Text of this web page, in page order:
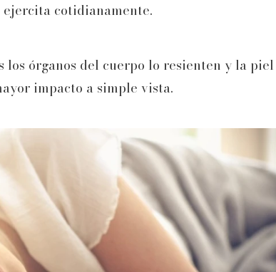
cotidianamente.
los órganos del cuerpo lo resienten y la piel
impacto a simple vista.